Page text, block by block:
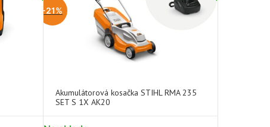
-21%
Akumulátorová kosačka STIHL RMA 235
SET S 1X AK20